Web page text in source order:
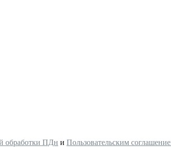
обработки ПДн и Пользовательским